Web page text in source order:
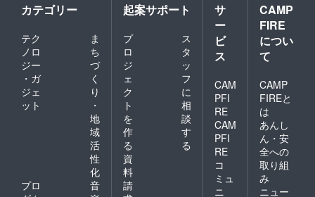
カテゴリー
テク
ノロ
ジー
・ガ
ジェ
ット
ま
ち
づ
く
り
・
地
域
活
性
化
プロ
音
起案サポート
プ
ロ
ジ
ェ
ク
ト
を
作
る
ス
タ
ッ
フ
に
相
談
す
る
資
料
請
サ
ー
ビ
ス
CAM
PFI
RE
CAM
PFI
RE
コ
ミュ
ニ
CAMP
FIRE
につい
て
CAMP
FIREと
は
あんし
ん・安
全への
取り組
み
ニュー